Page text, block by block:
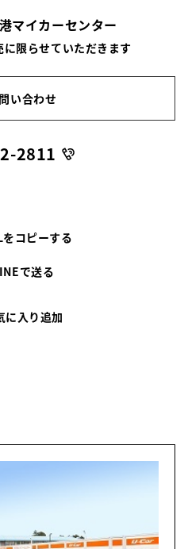
マイカーセンター
限らせていただきます
い合わせ
2811
をコピーする
で送る
に入り追加